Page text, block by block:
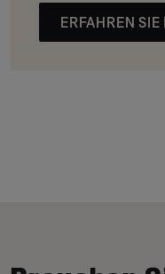
ERFAHREN SIE